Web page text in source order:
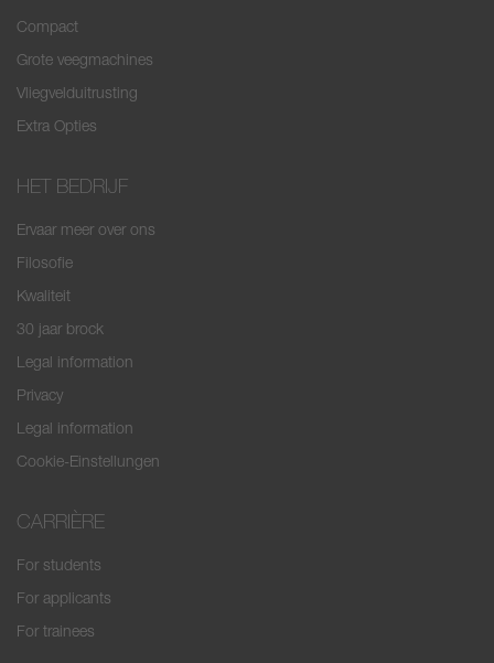
Compact
Grote veegmachines
Vliegvelduitrusting
Extra Opties
HET BEDRIJF
Ervaar meer over ons
Filosofie
Kwaliteit
30 jaar brock
Legal information
Privacy
Legal information
Cookie-Einstellungen
CARRIÈRE
For students
For applicants
For trainees